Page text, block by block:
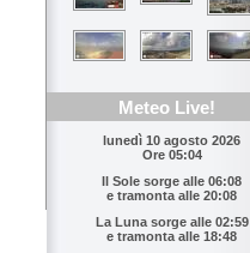
Meteo Live!
lunedì 10 agosto 2026
Ore 05:04
Il Sole sorge alle 06:08
e tramonta alle 20:08
La Luna sorge alle 02:59
e tramonta alle 18:48